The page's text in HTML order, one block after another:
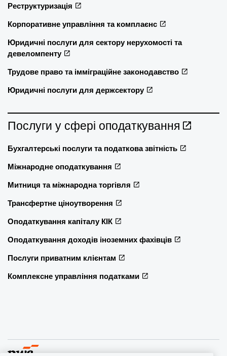
Реструктуризація
Корпоративне управління та комплаєнс
Юридичні послуги для сектору нерухомості та
девеломпенту
Трудове право та імміграційне законодавство
Юридичні послуги для держсектору
Послуги у сфері оподаткування
Бухгалтерські послуги та податкова звітність
Міжнародне оподаткування
Митниця та міжнародна торгівля
Трансфертне ціноутворення
Оподаткування капіталу КІК
Оподаткування доходів іноземних фахівців
Послуги приватним клієнтам
Комплексне управління податками